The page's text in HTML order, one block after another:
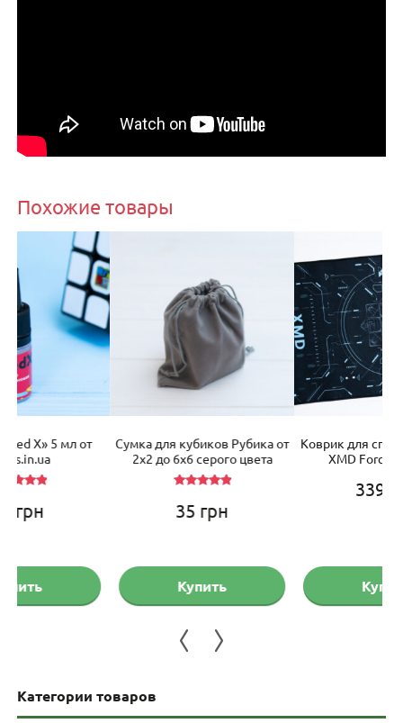
Похожие товары
Сумка для кубиков Рубика от
2х2 до 6х6 серого цвета
Купить
Коврик для спидкубинга QiYi
XMD Force Awakens
Купить
Категории товаров